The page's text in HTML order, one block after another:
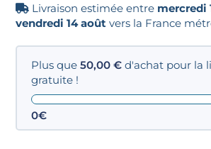
Livraison estimée entre mercredi
vendredi 14 août vers la France
Plus que50,00€ d'achat pour la
gratuite !
0€